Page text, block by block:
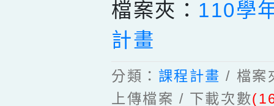
檔案夾： 110學
計畫
分類： 課程計畫 / 檔案
上傳檔案 / 下載次數